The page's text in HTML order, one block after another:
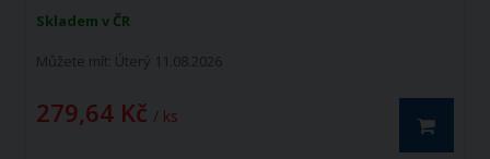
Skladem v ČR
Můžete mít: Úterý 11.08.2026
279,64 Kč / ks